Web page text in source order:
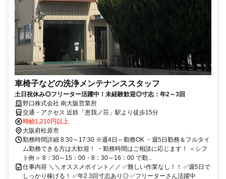
車椅子などの洗浄メンテナンススタッフ
土日祝休み◎フリーター活躍中！未経験歓迎◎寸志：年2～3回
野口株式会社 南大阪営業所
交通・アクセス 近鉄「恵我ノ荘」駅より徒歩15分
時給1,210円以上
大阪府松原市
勤務時間詳細 8:30～17:30 ※週4日～勤務OK ・週5日勤務＆フルタイ
ム勤務できる方は大歓迎！ ・勤務時間はご相談に応じます！ ＜シフ
ト例＞ 8：30～15：00・8：30～16：00 で勤...
仕事内容 ＼＼オススメポイント／／ ✅難しい作業なし！！ ✅週5日で
しっかり稼げる！ ✅年2.3回寸志あり◎ ✅フリーターさん活躍中